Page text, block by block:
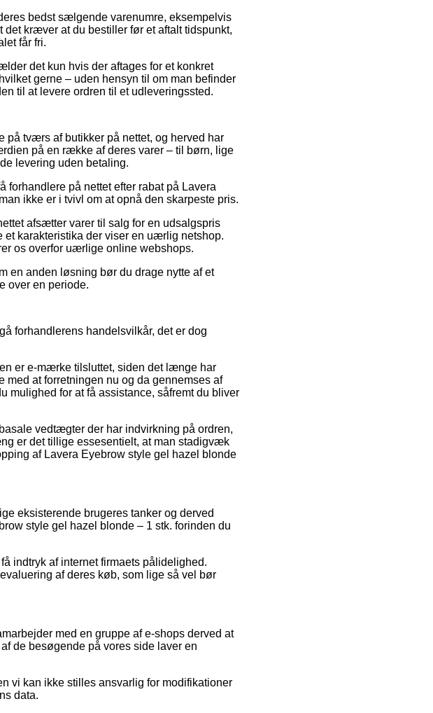
bedst sælgende varenumre, eksempelvis
kræver at du bestiller før et aftalt tidspunkt,
får fri.
det kun hvis der aftages for et konkret
gerne – uden hensyn til om man befinder
til at levere ordren til et udleveringssted.
på tværs af butikker på nettet, og herved har
på en række af deres varer – til børn, lige
levering uden betaling.
forhandlere på nettet efter rabat på Lavera
ikke er i tvivl om at opnå den skarpeste pris.
afsætter varer til salg for en udsalgspris
karakteristika der viser en uærlig netshop.
os overfor uærlige online webshops.
en anden løsning bør du drage nytte af et
over en periode.
forhandlerens handelsvilkår, det er dog
er e-mærke tilsluttet, siden det længe har
at forretningen nu og da gennemses af
mulighed for at få assistance, såfremt du bliver
vedtægter der har indvirkning på ordren,
er det tillige essesentielt, at man stadigvæk
af Lavera Eyebrow style gel hazel blonde
eksisterende brugeres tanker og derved
style gel hazel blonde – 1 stk. forinden du
indtryk af internet firmaets pålidelighed.
af deres køb, som lige så vel bør
med en gruppe af e-shops derved at
de besøgende på vores side laver en
vi kan ikke stilles ansvarlig for modifikationer
data.